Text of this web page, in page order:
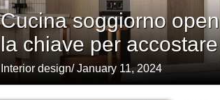
Cucina soggiorno
la chiave per
Interior design/January 11, 2024